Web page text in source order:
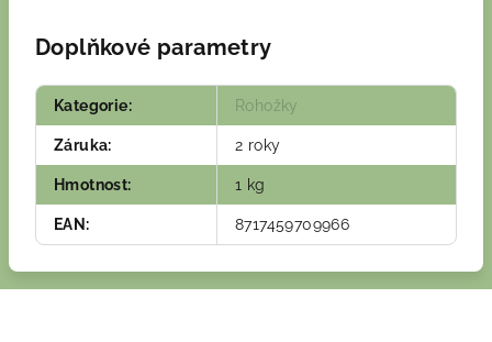
Doplňkové parametry
Kategorie: Rohožky
Záruka: 2 roky
Hmotnost: 1 kg
EAN : 8717459709966